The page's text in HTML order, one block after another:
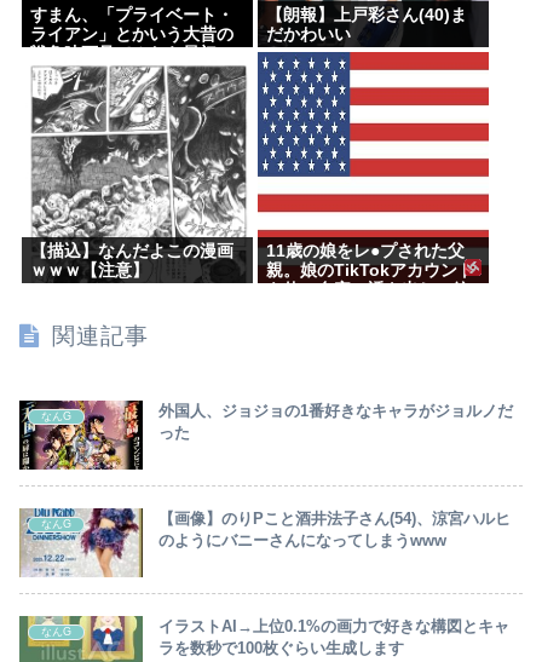
すまん、「プライベート・
ライアン」とかいう大昔の
30分で地獄なんだが…これ
ずっと続く感じ？
【朗報】上戸彩さん(40)ま
だかわいい
【描込】なんだよこの漫画
ｗｗｗ【注意】
11歳の娘をレ●プされた父
親。娘のTikTokアカウント
関連記事
なんG
外国人、ジョジョの1番好きなキャラがジョルノだ
った
なんG
【画像】のりPこと酒井法子さん(54)、涼宮ハルヒ
のようにバニーさんになってしまうwww
なんG
イラストAI→上位0.1%の画力で好きな構図とキャ
ラを数秒で100枚ぐらい生成します